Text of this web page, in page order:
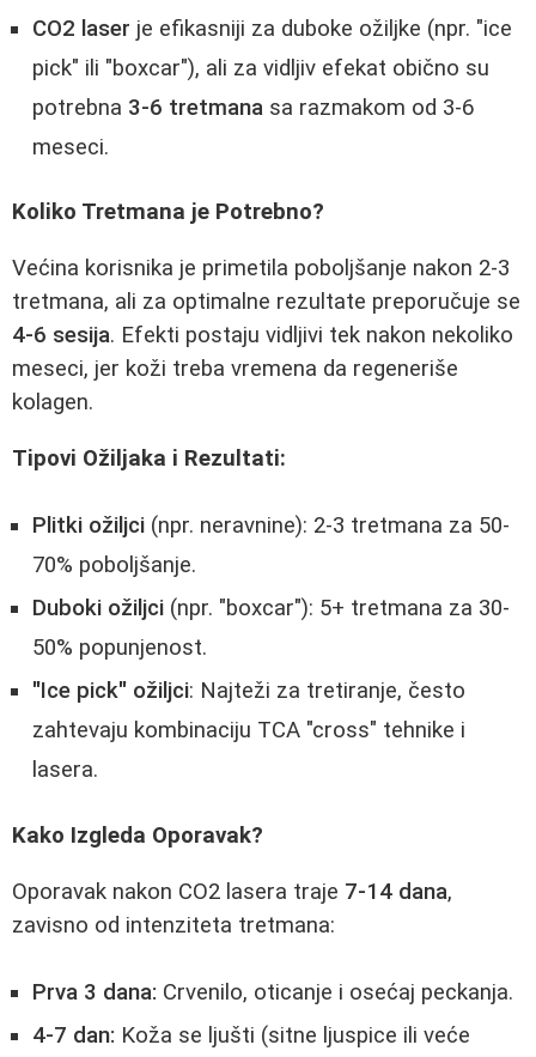
CO2 laser je efikasniji za duboke ožiljke (npr. "ice
pick" ili "boxcar"), ali za vidljiv efekat obično su
potrebna 3-6 tretmana sa razmakom od 3-6
meseci.
Koliko Tretmana je Potrebno?
Većina korisnika je primetila poboljšanje nakon 2-3
tretmana, ali za optimalne rezultate preporučuje se
4-6 sesija. Efekti postaju vidljivi tek nakon nekoliko
meseci, jer koži treba vremena da regeneriše
kolagen.
Tipovi Ožiljaka i Rezultati:
Plitki ožiljci (npr. neravnine): 2-3 tretmana za 50-
70% poboljšanje.
Duboki ožiljci (npr. "boxcar"): 5+ tretmana za 30-
50% popunjenost.
"Ice pick" ožiljci: Najteži za tretiranje, često
zahtevaju kombinaciju TCA "cross" tehnike i
lasera.
Kako Izgleda Oporavak?
Oporavak nakon CO2 lasera traje 7-14 dana,
zavisno od intenziteta tretmana:
Prva 3 dana: Crvenilo, oticanje i osećaj peckanja.
4-7 dan: Koža se ljušti (sitne ljuspice ili veće